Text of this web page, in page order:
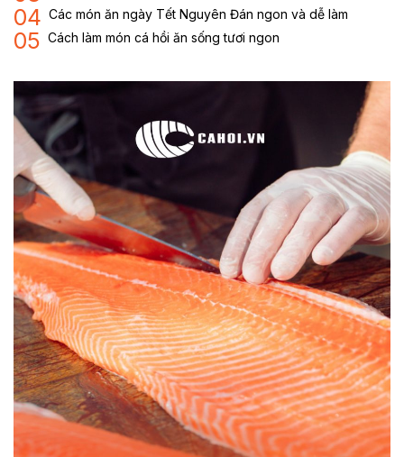
04 Các món ăn ngày Tết Nguyên Đán ngon và dễ làm
05 Cách làm món cá hồi ăn sống tươi ngon